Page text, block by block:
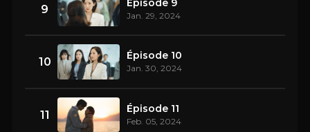
9 Jan. 29, 2024
10 Épisode 10
Jan. 30, 2024
11 Épisode 11
Feb. 05, 2024